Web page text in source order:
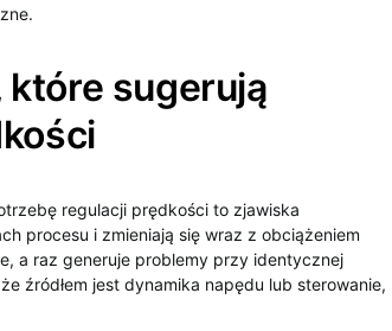
sugerują
regulacji prędkości to zjawiska
procesu i zmieniają się wraz z obciążeniem
a raz generuje problemy przy identycznej
źródłem jest dynamika napędu lub sterowanie,